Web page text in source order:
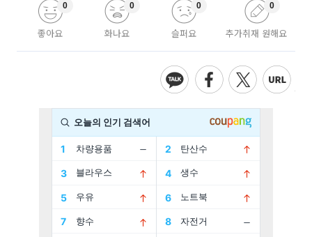
좋아요
0
화나요
0
슬퍼요
0
추가취재 원해요
0